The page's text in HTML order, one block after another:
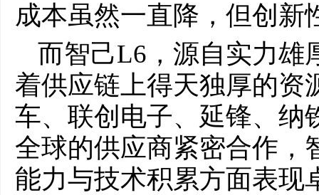
成本虽然一直降，但创新
而智己L6，源自实力雄
着供应链上得天独厚的资
车、联创电子、延锋、纳
全球的供应商紧密合作，
能力与技术积累方面表现